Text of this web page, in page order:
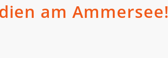
am Ammersee!